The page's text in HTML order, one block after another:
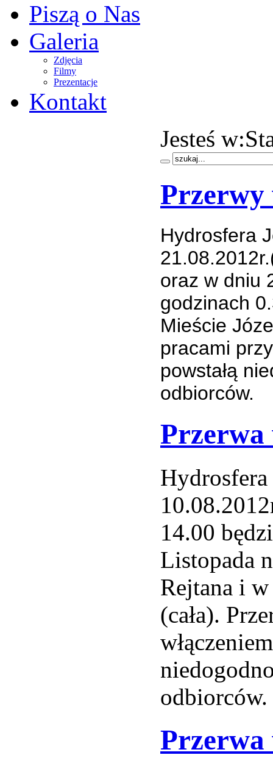
Piszą o Nas
Galeria
Zdjęcia
Filmy
Prezentacje
Kontakt
Jesteś w:
Przerwy
Hydrosfera
oraz w dniu
godzinach
Mieście
pracami
powstałą
odbiorców.
Przerwa
14.00
Listopada
Rejtana i
(cała).
odbiorców.
Przerwa